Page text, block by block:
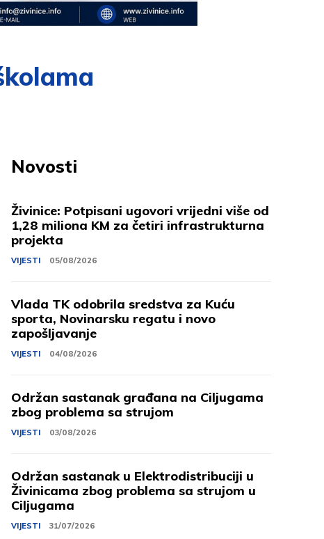
Novosti
Živinice: Potpisani ugovori vrijedni više od
1,28 miliona KM za četiri infrastrukturna
projekta
VIJESTI 05/08/2026
Vlada TK odobrila sredstva za Kuću
sporta, Novinarsku regatu i novo
zapošljavanje
VIJESTI 04/08/2026
Održan sastanak građana na Ciljugama
zbog problema sa strujom
VIJESTI 03/08/2026
Održan sastanak u Elektrodistribuciji u
Živinicama zbog problema sa strujom u
Ciljugama
VIJESTI 31/07/2026